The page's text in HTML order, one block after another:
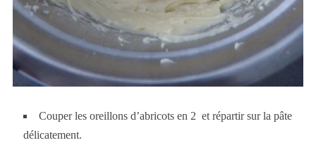
Couper les oreillons d’abricots en 2 et répartir sur la pâte
délicatement.